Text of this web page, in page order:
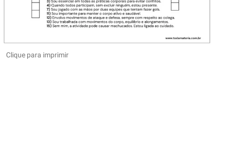
Clique para imprimir